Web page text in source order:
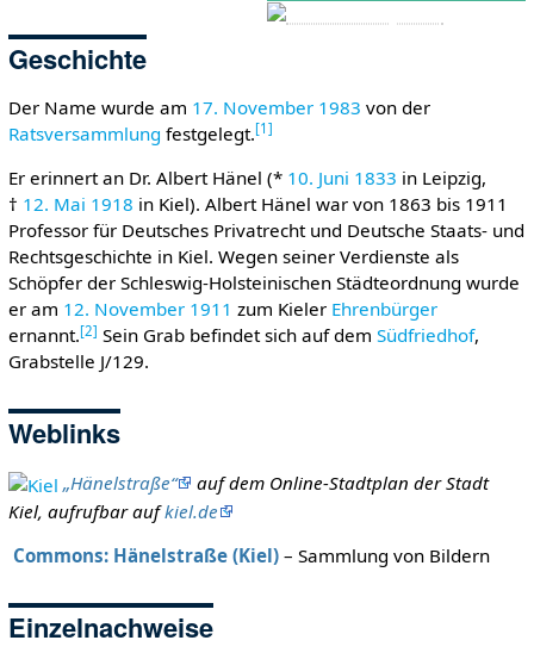
Geschichte
Der Name wurde am 17. November 1983 von der
Ratsversammlung festgelegt.[1 ]
Er erinnert an Dr. Albert Hänel (* 10. Juni 1833 in Leipzig,
† 12. Mai 1918 in Kiel). Albert Hänel war von 1863 bis 1911
Professor für Deutsches Privatrecht und Deutsche Staats- und
Rechtsgeschichte in Kiel. Wegen seiner Verdienste als
Schöpfer der Schleswig-Holsteinischen Städteordnung wurde
er am 12. November 1911 zum Kieler Ehrenbürger
ernannt.[2] Sein Grab befindet sich auf dem Südfriedhof,
Grabstelle J/129.
Weblinks
„Hänelstraße“
auf dem Online-Stadtplan der Stadt
Kiel, aufrufbar aufkiel.de
Commons: Hänelstraße (Kiel)– Sammlung von Bildern
Einzelnachweise